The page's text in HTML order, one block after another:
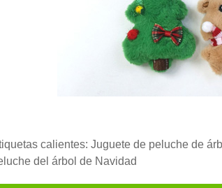
calientes: Juguete de peluche de
del árbol de Navidad